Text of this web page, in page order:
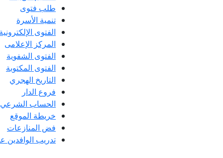
طلب فتوى
تنمية الأسرة
الفتوى الإلكترونية
المركز الإعلامى
الفتوى الشفوية
الفتوى المكتوبة
التاريخ الهجري
فروع الدار
الحساب الشرعي
خريطة الموقع
فض المنازعات
تدريب الوافدين